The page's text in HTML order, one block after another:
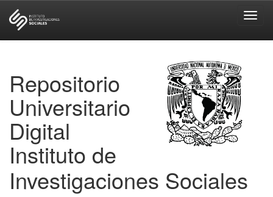
Repositorio
Universitario
Digital
Instituto de
Investigaciones Sociales